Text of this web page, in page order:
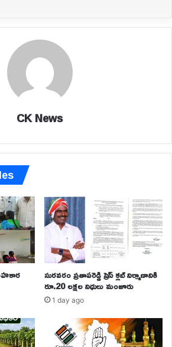
CK News
సురవరం ప్రతాపరెడ్డి ప్రెస్ క్లబ్ నిర్మాణానికి
రూ.20 లక్షల నిధులు మంజూరు
1 day ago